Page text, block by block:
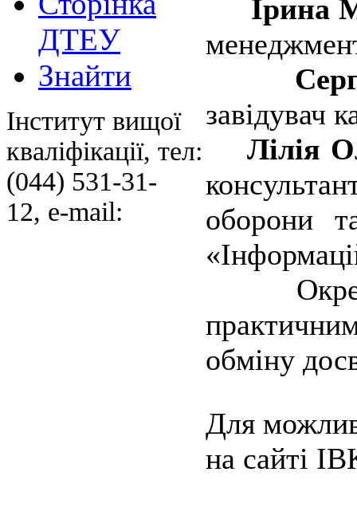
Ірина
завідувач
Лілія
оборони
Окрему
обміну
Для
на сайті
ДТЕУ
Знайти
Інститут вищої
кваліфікації, тел:
(044) 531-31-
12, e-mail: